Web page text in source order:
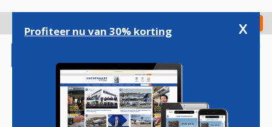
gaan
Check in
Profiteer nu van 30% korting x